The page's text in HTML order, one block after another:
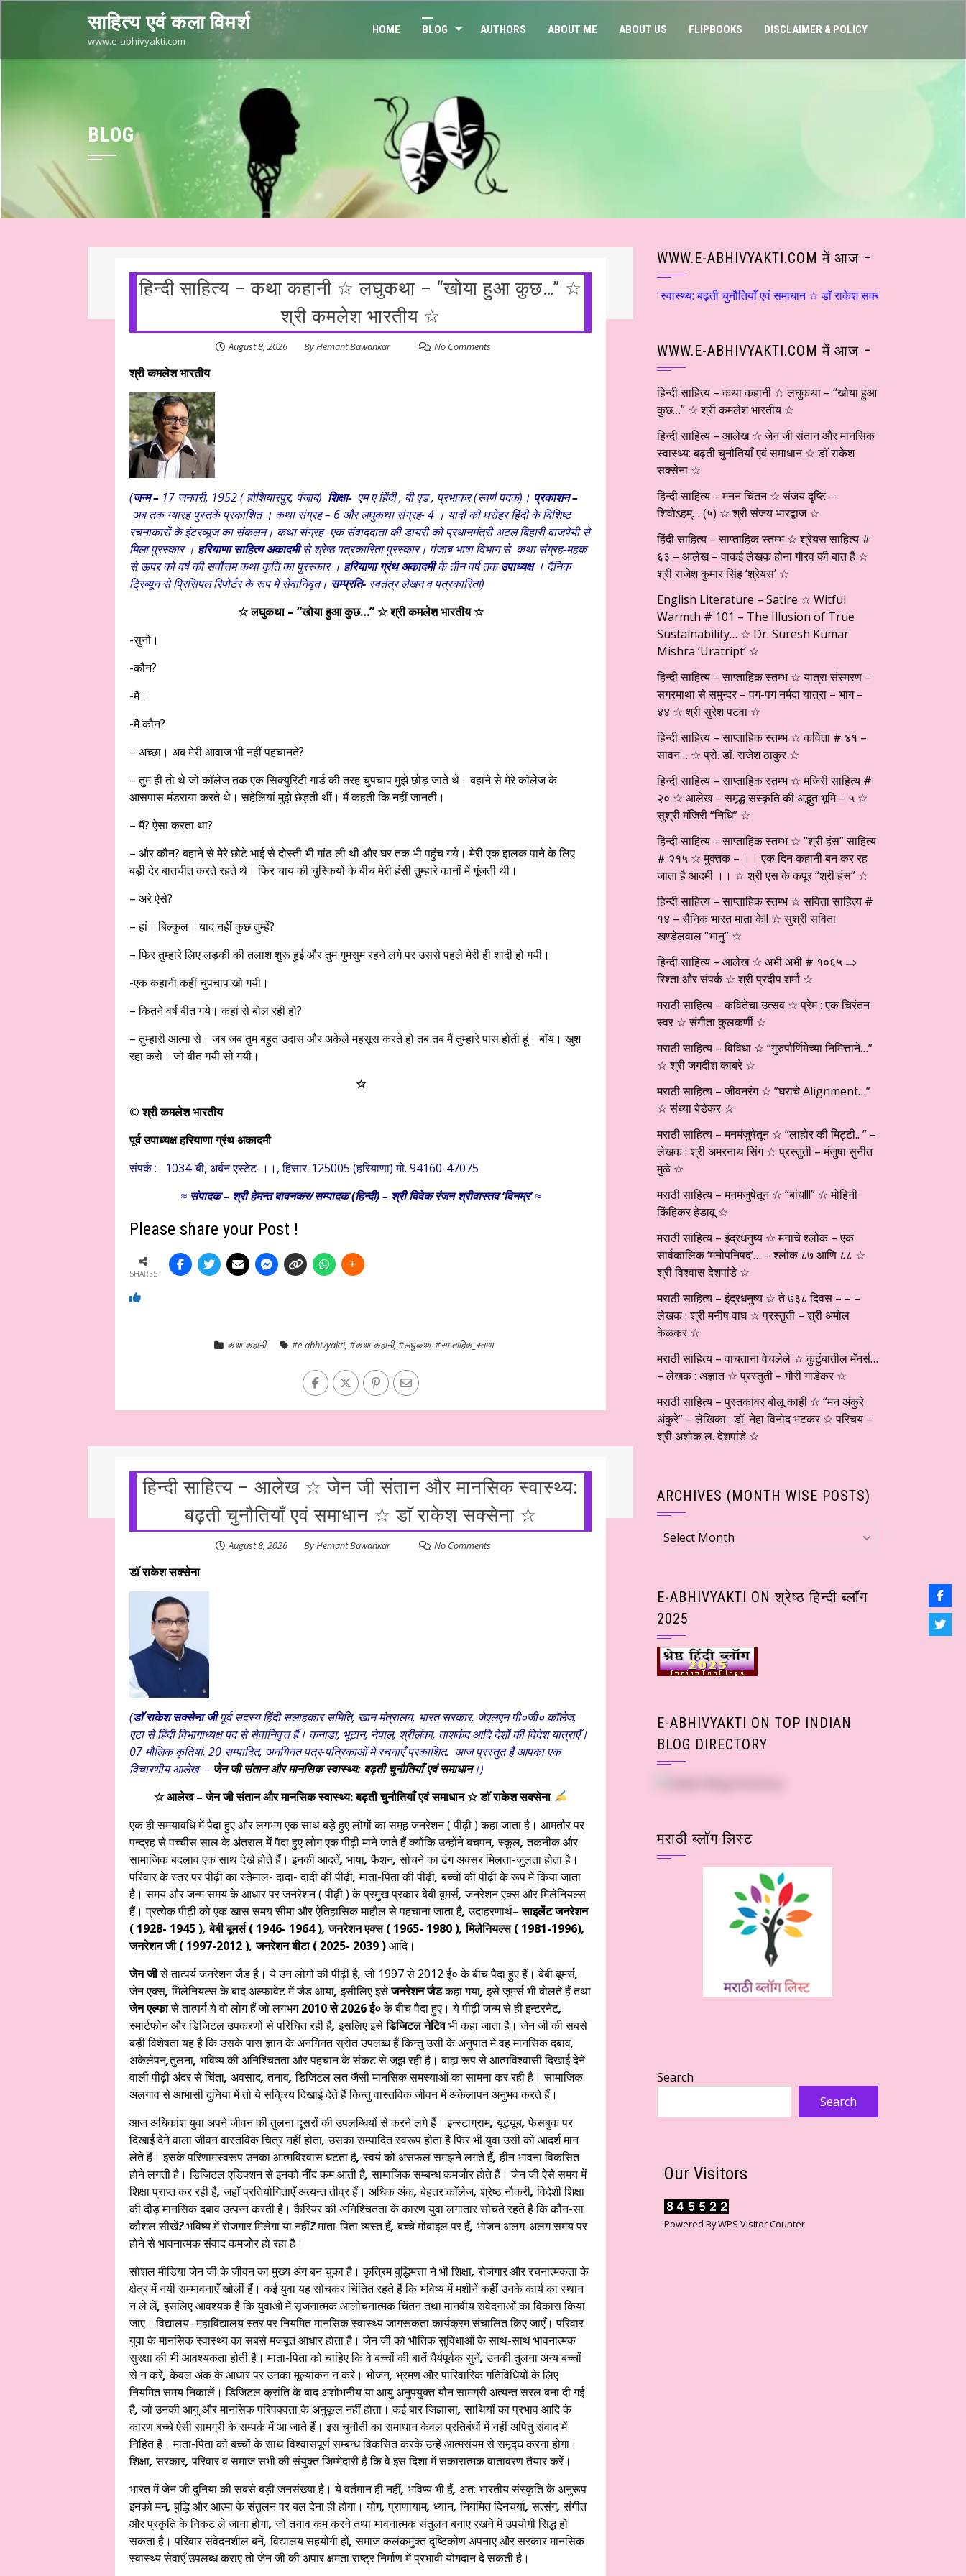
साहित्य एवं कला विमर्श
www.e-abhivyakti.com
HOME BLOG AUTHORS ABOUT ME ABOUT US FLIPBOOKS DISCLAIMER & POLICY
BLOG
हिन्दी साहित्य – कथा कहानी ☆ लघुकथा – “खोया हुआ कुछ…” ☆
श्री कमलेश भारतीय ☆
August 8, 2026 ByHemant Bawankar No Comments
श्री कमलेश भारतीय
(जन्म –17 जनवरी, 1952 ( होशियारपुर, पंजाब) शिक्षा- एम ए हिंदी , बी एड , प्रभाकर (स्वर्ण पदक)। प्रकाशन –
अब तक ग्यारह पुस्तकें प्रकाशित । कथा संग्रह – 6 और लघुकथा संग्रह- 4 । यादों की धरोहर हिंदी के विशिष्ट
रचनाकारों के इंटरव्यूज का संकलन। कथा संग्रह -एक संवाददाता की डायरी को प्रधानमंत्री अटल बिहारी वाजपेयी से
मिला पुरस्कार । हरियाणा साहित्य अकादमीसे श्रेष्ठ पत्रकारिता पुरस्कार। पंजाब भाषा विभाग से कथा संग्रह-महक
से ऊपर को वर्ष की सर्वोत्तम कथा कृति का पुरस्कार । हरियाणा ग्रंथ अकादमीके तीन वर्ष तकउपाध्यक्ष। दैनिक
ट्रिब्यून से प्रिंसिपल रिपोर्टर के रूप में सेवानिवृत। सम्प्रति-स्वतंत्र लेखन व पत्रकारिता)
☆ लघुकथा – “खोया हुआ कुछ…” ☆ श्री कमलेश भारतीय ☆
-सुनो।
-कौन?
-मैं।
-मैं कौन?
– अच्छा। अब मेरी आवाज भी नहीं पहचानते?
– तुम ही तो थे जो काॅलेज तक एक सिक्युरिटी गार्ड की तरह चुपचाप मुझे छोड़ जाते थे। बहाने से मेरे काॅलेज के
आसपास मंडराया करते थे। सहेलियां मुझे छेड़ती थीं। मैं कहती कि नहीं जानती।
– मैं? ऐसा करता था?
– और कौन? बहाने से मेरे छोटे भाई से दोस्ती भी गांठ ली थी और घर तक भी पहुंच गये। मेरी एक झलक पाने के लिए
बड़ी देर बातचीत करते रहते थे। फिर चाय की चुस्कियों के बीच मेरी हंसी तुम्हारे कानों में गूंजती थी।
– अरे ऐसे?
– हां। बिल्कुल। याद नहीं कुछ तुम्हें?
– फिर तुम्हारे लिए लड़की की तलाश शुरू हुई और तुम गुमसुम रहने लगे पर उससे पहले मेरी ही शादी हो गयी।
-एक कहानी कहीं चुपचाप खो गयी।
– कितने वर्ष बीत गये। कहां से बोल रही हो?
– तुम्हारी आत्मा से। जब जब तुम बहुत उदास और अकेले महसूस करते हो तब तब मैं तुम्हारे पास होती हूं। बाॅय। खुश
रहा करो। जो बीत गयी सो गयी।
☆
© श्री कमलेश भारतीय
पूर्व उपाध्यक्ष हरियाणा ग्रंथ अकादमी
संपर्क : 1034-बी, अर्बन एस्टेट-।।, हिसार-125005 (हरियाणा) मो. 94160-47075
≈ संपादक – श्री हेमन्त बावनकर/सम्पादक (हिन्दी) – श्री विवेक रंजन श्रीवास्तव ‘विनम्र’ ≈
Please share your Post !
SHARES
कथा-कहानी #e-abhivyakti, #कथा-कहानी, #लघुकथा, #साप्ताहिक_स्तम्भ
हिन्दी साहित्य – आलेख ☆ जेन जी संतान और मानसिक स्वास्थ्य:
बढ़ती चुनौतियाँ एवं समाधान ☆ डाॅ राकेश सक्सेना ☆
August 8, 2026 ByHemant Bawankar No Comments
डाॅ राकेश सक्सेना
(डाॅ राकेश सक्सेना जीपूर्व सदस्य हिंदी सलाहकार समिति, खान मंत्रालय, भारत सरकार, जेएलएन पी०जी० काॅलेज,
एटा से हिंदी विभागाध्यक्ष पद से सेवानिवृत्त हैं। कनाडा, भूटान, नेपाल, श्रीलंका, ताशकंद आदि देशों की विदेश यात्राएँ।
07 मौलिक कृतियां, 20 सम्पादित, अनगिनत पत्र-पत्रिकाओं में रचनाएँ प्रकाशित. आज प्रस्तुत है आपका एक
विचारणीय आलेख – जेन जी संतान और मानसिक स्वास्थ्य: बढ़ती चुनौतियाँ एवं समाधान।)
☆ आलेख – जेन जी संतान और मानसिक स्वास्थ्य: बढ़ती चुनौतियाँ एवं समाधान☆ डाॅ राकेश सक्सेना
एक ही समयावधि में पैदा हुए और लगभग एक साथ बड़े हुए लोगों का समूह जनरेशन ( पीढ़ी ) कहा जाता है। आमतौर पर
पन्द्रह से पच्चीस साल के अंतराल में पैदा हुए लोग एक पीढ़ी माने जाते हैं क्योंकि उन्होंने बचपन,स्कूल,तकनीक और
सामाजिक बदलाव एक साथ देखे होते हैं। इनकी आदतें, भाषा,फैशन,सोचने का ढंग अक्सर मिलता-जुलता होता है।
परिवार के स्तर पर पीढ़ी का स्तेमाल- दादा- दादी की पीढ़ी,माता-पिता की पीढ़ी,बच्चों की पीढ़ी के रूप में किया जाता
है। समय और जन्म समय के आधार पर जनरेशन ( पीढ़ी ) के प्रमुख प्रकार बेबी बूमर्स,जनरेशन एक्स और मिलेनियल्स
हैं। प्रत्येक पीढ़ी को एक खास समय सीमा और ऐतिहासिक माहौल से पहचाना जाता है,उदाहरणार्थ–साइलेंट जनरेशन
( 1928- 1945 ),बेबी बूमर्स ( 1946- 1964 ),जनरेशन एक्स ( 1965- 1980 ),मिलेनियल्स ( 1981-1996),
जनरेशन जी ( 1997-2012 ),जनरेशन बीटा ( 2025- 2039 )आदि।
जेन जीसे तात्पर्य जनरेशन जैड है। ये उन लोगों की पीढ़ी है,जो 1997 से 2012 ई० के बीच पैदा हुए हैं। बेबी बूमर्स,
जेन एक्स,मिलेनियल्स के बाद अल्फावेट में जैड आया,इसीलिए इसेजनरेशन जैडकहा गया,इसे जूमर्स भी बोलते हैं तथा
जेन एल्फासे तात्पर्य ये वो लोग हैं जो लगभग2010 से 2026 ई०के बीच पैदा हुए। ये पीढ़ी जन्म से ही इन्टरनेट,
स्मार्टफोन और डिजिटल उपकरणों से परिचित रही है,इसलिए इसेडिजिटल नेटिवभी कहा जाता है। जेन जी की सबसे
बड़ी विशेषता यह है कि उसके पास ज्ञान के अनगिनत स्रोत उपलब्ध हैं किन्तु उसी के अनुपात में वह मानसिक दबाव,
अकेलेपन,तुलना, भविष्य की अनिश्चितता और पहचान के संकट से जूझ रही है। बाह्य रूप से आत्मविश्वासी दिखाई देने
वाली पीढ़ी अंदर से चिंता, अवसाद,तनाव,डिजिटल लत जैसी मानसिक समस्याओं का सामना कर रही है। सामाजिक
अलगाव से आभासी दुनिया में तो ये सक्रिय दिखाई देते हैं किन्तु वास्तविक जीवन में अकेलापन अनुभव करते हैं।
आज अधिकांश युवा अपने जीवन की तुलना दूसरों की उपलब्धियों से करने लगे हैं। इन्स्टाग्राम,यूट्यूब,फेसबुक पर
दिखाई देने वाला जीवन वास्तविक चित्र नहीं होता,उसका सम्पादित स्वरूप होता है फिर भी युवा उसी को आदर्श मान
लेते हैं। इसके परिणामस्वरूप उनका आत्मविश्वास घटता है,स्वयं को असफल समझने लगते हैं,हीन भावना विकसित
होने लगती है। डिजिटल एडिक्शन से इनको नींद कम आती है,सामाजिक सम्बन्ध कमजोर होते हैं। जेन जी ऐसे समय में
शिक्षा प्राप्त कर रही है,जहाँ प्रतियोगिताएँ अत्यन्त तीव्र हैं। अधिक अंक,बेहतर काॅलेज,श्रेष्ठ नौकरी,विदेशी शिक्षा
की दौड़ मानसिक दबाव उत्पन्न करती है। कैरियर की अनिश्चितता के कारण युवा लगातार सोचते रहते हैं कि कौन-सा
कौशल सीखें?भविष्य में रोजगार मिलेगा या नहीं?माता-पिता व्यस्त हैं,बच्चे मोबाइल पर हैं, भोजन अलग-अलग समय पर
होने से भावनात्मक संवाद कमजोर हो रहा है।
सोशल मीडिया जेन जी के जीवन का मुख्य अंग बन चुका है। कृत्रिम बुद्धिमत्ता ने भी शिक्षा,रोजगार और रचनात्मकता के
क्षेत्र में नयी सम्भावनाएँ खोलीं हैं। कई युवा यह सोचकर चिंतित रहते हैं कि भविष्य में मशीनें कहीं उनके कार्य का स्थान
न ले लें,इसलिए आवश्यक है कि युवाओं में सृजनात्मक आलोचनात्मक चिंतन तथा मानवीय संवेदनाओं का विकास किया
जाए। विद्यालय- महाविद्यालय स्तर पर नियमित मानसिक स्वास्थ्य जागरूकता कार्यक्रम संचालित किए जाएँ। परिवार
युवा के मानसिक स्वास्थ्य का सबसे मजबूत आधार होता है। जेन जी को भौतिक सुविधाओं के साथ-साथ भावनात्मक
सुरक्षा की भी आवश्यकता होती है। माता-पिता को चाहिए कि वे बच्चों की बातें धैर्यपूर्वक सुनें,उनकी तुलना अन्य बच्चों
से न करें,केवल अंक के आधार पर उनका मूल्यांकन न करें। भोजन, भ्रमण और पारिवारिक गतिविधियों के लिए
नियमित समय निकालें। डिजिटल क्रांति के बाद अशोभनीय या आयु अनुपयुक्त यौन सामग्री अत्यन्त सरल बना दी गई
है,जो उनकी आयु और मानसिक परिपक्वता के अनुकूल नहीं होता। कई बार जिज्ञासा,साथियों का प्रभाव आदि के
कारण बच्चे ऐसी सामग्री के सम्पर्क में आ जाते हैं। इस चुनौती का समाधान केवल प्रतिबंधों में नहीं अपितु संवाद में
निहित है। माता-पिता को बच्चों के साथ विश्वासपूर्ण सम्बन्ध विकसित करके उन्हें आत्मसंयम से समृद्घ करना होगा।
शिक्षा,सरकार,परिवार व समाज सभी की संयुक्त जिम्मेदारी है कि वे इस दिशा में सकारात्मक वातावरण तैयार करें।
भारत में जेन जी दुनिया की सबसे बड़ी जनसंख्या है। ये वर्तमान ही नहीं, भविष्य भी हैं, अत: भारतीय संस्कृति के अनुरूप
इनको मन,बुद्धि और आत्मा के संतुलन पर बल देना ही होगा। योग,प्राणायाम, ध्यान,नियमित दिनचर्या,सत्संग,संगीत
और प्रकृति के निकट ले जाना होगा,जो तनाव कम करने तथा भावनात्मक संतुलन बनाए रखने में उपयोगी सिद्ध हो
सकता है। परिवार संवेदनशील बनें,विद्यालय सहयोगी हों,समाज कलंकमुक्त दृष्टिकोण अपनाए और सरकार मानसिक
स्वास्थ्य सेवाएँ उपलब्ध कराए तो जेन जी की अपार क्षमता राष्ट्र निर्माण में प्रभावी योगदान दे सकती है।
WWW.E-ABHIVYAKTI.COM में आज –
हिन्दी साहित्य – कथा कहानी ☆ लघुकथा – “खोया हुआ कुछ…” ☆ श्री कमलेश भारतीय ☆ हिन्दी साहित्य – आलेख ☆ जेन जी संतान और मानसिक स्वास्थ्य: बढ़ती चुनौतियाँ एवं समाधान ☆ डाॅ राकेश सक्सेना ☆ हिन्दी साहित्य –
WWW.E-ABHIVYAKTI.COM में आज –
हिन्दी साहित्य – कथा कहानी ☆ लघुकथा – “खोया हुआ
कुछ…” ☆ श्री कमलेश भारतीय ☆
हिन्दी साहित्य – आलेख ☆ जेन जी संतान और मानसिक
स्वास्थ्य: बढ़ती चुनौतियाँ एवं समाधान ☆ डाॅ राकेश
सक्सेना ☆
हिन्दी साहित्य – मनन चिंतन ☆ संजय दृष्टि –
शिवोऽहम्… (५) ☆ श्री संजय भारद्वाज ☆
हिंदी साहित्य – साप्ताहिक स्तम्भ ☆ श्रेयस साहित्य #
६३ – आलेख – वाकई लेखक होना गौरव की बात है ☆
श्री राजेश कुमार सिंह ‘श्रेयस’ ☆
English Literature – Satire ☆ Witful
Warmth # 101 – The Illusion of True
Sustainability… ☆ Dr. Suresh Kumar
Mishra ‘Uratript’ ☆
हिन्दी साहित्य – साप्ताहिक स्तम्भ ☆ यात्रा संस्मरण –
सगरमाथा से समुन्दर – पग-पग नर्मदा यात्रा – भाग –
४४ ☆ श्री सुरेश पटवा ☆
हिन्दी साहित्य – साप्ताहिक स्तम्भ ☆ कविता # ४१ –
सावन… ☆ प्रो. डॉ. राजेश ठाकुर ☆
हिन्दी साहित्य – साप्ताहिक स्तम्भ ☆ मंजिरी साहित्य #
२० ☆ आलेख – समृद्ध संस्कृति की अद्भुत भूमि – ५ ☆
सुश्री मंजिरी “निधि” ☆
हिन्दी साहित्य – साप्ताहिक स्तम्भ ☆ “श्री हंस” साहित्य
# २१५ ☆ मुक्तक – ।। एक दिन कहानी बन कर रह
जाता है आदमी ।। ☆ श्री एस के कपूर “श्री हंस” ☆
हिन्दी साहित्य – साप्ताहिक स्तम्भ ☆ सविता साहित्य #
१४ – सैनिक भारत माता के!! ☆ सुश्री सविता
खण्डेलवाल “भानु” ☆
हिन्दी साहित्य – आलेख ☆ अभी अभी # १०६५ ⇒
रिश्ता और संपर्क ☆ श्री प्रदीप शर्मा ☆
मराठी साहित्य – कवितेचा उत्सव ☆ प्रेम : एक चिरंतन
स्वर ☆ संगीता कुलकर्णी ☆
मराठी साहित्य – विविधा ☆ “गुरुपौर्णिमेच्या निमित्ताने…”
☆ श्री जगदीश काबरे ☆
मराठी साहित्य – जीवनरंग ☆ ”घराचे Alignment…”
☆ संध्या बेडेकर ☆
मराठी साहित्य – मनमंजुषेतून ☆ “लाहोर की मिट्टी.. ” –
लेखक : श्री अमरनाथ सिंग ☆ प्रस्तुती – मंजुषा सुनीत
मुळे ☆
मराठी साहित्य – मनमंजुषेतून ☆ “बांध!!!” ☆ मोहिनी
किंहिकर हेडावू ☆
मराठी साहित्य – इंद्रधनुष्य ☆ मनाचे श्लोक – एक
सार्वकालिक ‘मनोपनिषद’… – श्लोक ८७ आणि ८८ ☆
श्री विश्वास देशपांडे ☆
मराठी साहित्य – इंद्रधनुष्य ☆ ते ७३८ दिवस – – –
लेखक : श्री मनीष वाघ ☆ प्रस्तुती – श्री अमोल
केळकर ☆
मराठी साहित्य – वाचताना वेचलेले ☆ कुटुंबातील मॅनर्स…
– लेखक : अज्ञात ☆ प्रस्तुती – गौरी गाडेकर ☆
मराठी साहित्य – पुस्तकांवर बोलू काही ☆ “मन अंकुरे
अंकुरे” – लेखिका : डॉ. नेहा विनोद भटकर ☆ परिचय –
श्री अशोक ल. देशपांडे ☆
ARCHIVES (MONTH WISE POSTS)
Archives
(Month
E-ABHIVYAKTI ON श्रेष्ठ हिन्दी ब्लॉग
2025
E-ABHIVYAKTI ON TOP INDIAN
BLOG DIRECTORY
मराठी ब्लॉग लिस्ट
Search
Search
Our Visitors
Powered ByWPS Visitor Counter